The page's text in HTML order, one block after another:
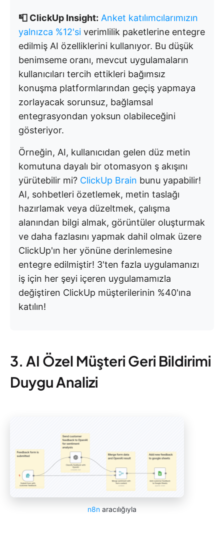
📮 ClickUp Insight: Anket katılımcılarımızın
yalnızca %12'si verimlilik paketlerine entegre
edilmiş AI özelliklerini kullanıyor. Bu düşük
benimseme oranı, mevcut uygulamaların
kullanıcıları tercih ettikleri bağımsız
konuşma platformlarından geçiş yapmaya
zorlayacak sorunsuz, bağlamsal
entegrasyondan yoksun olabileceğini
gösteriyor.
Örneğin, AI, kullanıcıdan gelen düz metin
komutuna dayalı bir otomasyon ş akışını
yürütebilir mi? ClickUp Brain bunu yapabilir!
AI, sohbetleri özetlemek, metin taslağı
hazırlamak veya düzeltmek, çalışma
alanından bilgi almak, görüntüler oluşturmak
ve daha fazlasını yapmak dahil olmak üzere
ClickUp'ın her yönüne derinlemesine
entegre edilmiştir! 3'ten fazla uygulamanızı
iş için her şeyi içeren uygulamamızla
değiştiren ClickUp müşterilerinin %40'ına
katılın!
3. AI Özel Müşteri Geri Bildirimi
Duygu Analizi
n8n aracılığıyla